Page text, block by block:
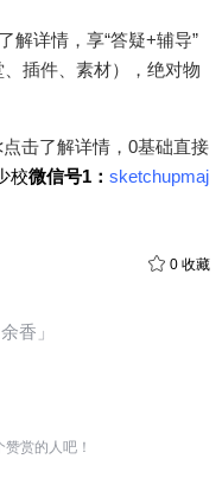
详情，享“答疑+辅导”
插件、素材），绝对物
击了解详情，0基础直接
校微信号1： sketchupmaj
0 收藏
香」
赏的人吧！